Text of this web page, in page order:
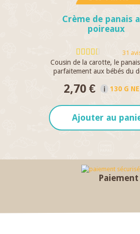
Crème de panais
poireaux
31
Cousin de la carotte, le
parfaitement aux bébés du
2,70 € 130 G
Ajouter au